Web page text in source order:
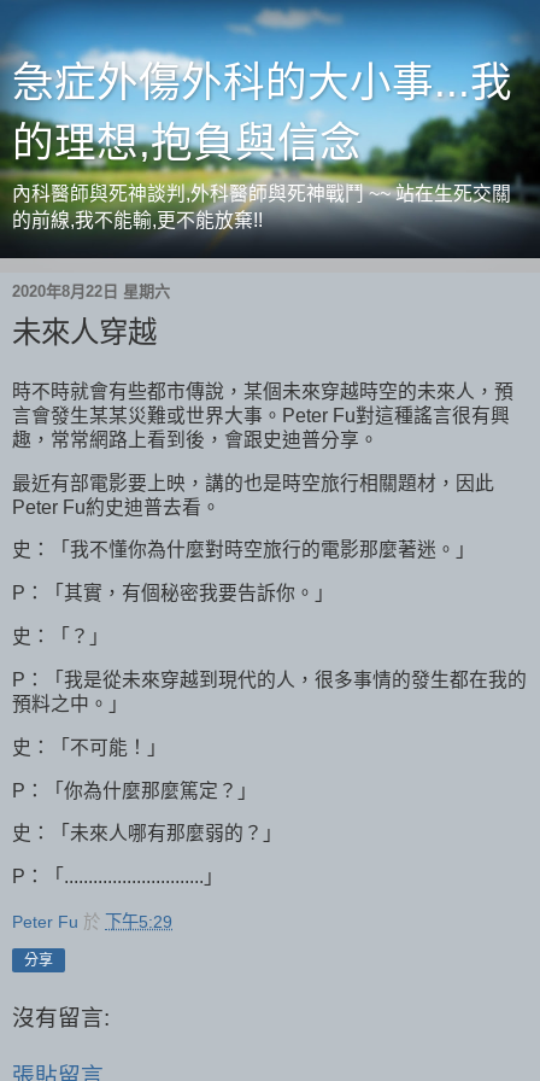
急症外傷外科的大小事...我
的理想,抱負與信念
內科醫師與死神談判,外科醫師與死神戰鬥 ~~ 站在生死交關
的前線,我不能輸,更不能放棄!!
2020年8月22日 星期六
未來人穿越
時不時就會有些都市傳說，某個未來穿越時空的未來人，預
言會發生某某災難或世界大事。Peter Fu對這種謠言很有興
趣，常常網路上看到後，會跟史迪普分享。
最近有部電影要上映，講的也是時空旅行相關題材，因此
Peter Fu約史迪普去看。
史：「我不懂你為什麼對時空旅行的電影那麼著迷。」
P：「其實，有個秘密我要告訴你。」
史：「？」
P：「我是從未來穿越到現代的人，很多事情的發生都在我的
預料之中。」
史：「不可能！」
P：「你為什麼那麼篤定？」
史：「未來人哪有那麼弱的？」
P：「.............................」
Peter Fu 於 下午5:29
分享
沒有留言: